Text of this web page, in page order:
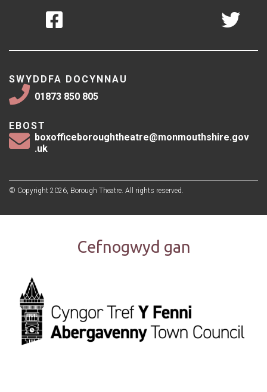
SWYDDFA DOCYNNAU
01873 850 805
EBOST
boxofficeboroughtheatre@monmouthshire.gov
.uk
© Copyright 2026, Borough Theatre. All rights reserved.
Cefnogwyd gan